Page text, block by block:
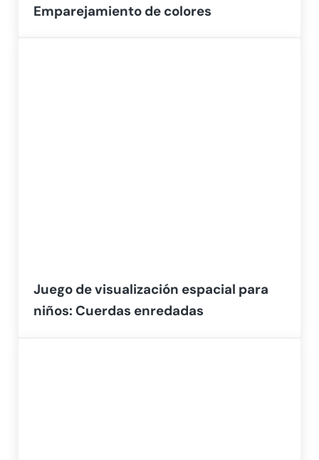
Emparejamiento de colores
Juego de visualización espacial para
niños: Cuerdas enredadas